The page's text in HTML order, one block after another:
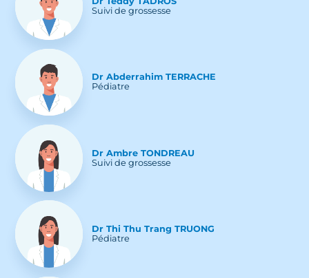
Suivi de grossesse
Dr Abderrahim TERRACHE
Pédiatre
Dr Ambre TONDREAU
Suivi de grossesse
Dr Thi Thu Trang TRUONG
Pédiatre